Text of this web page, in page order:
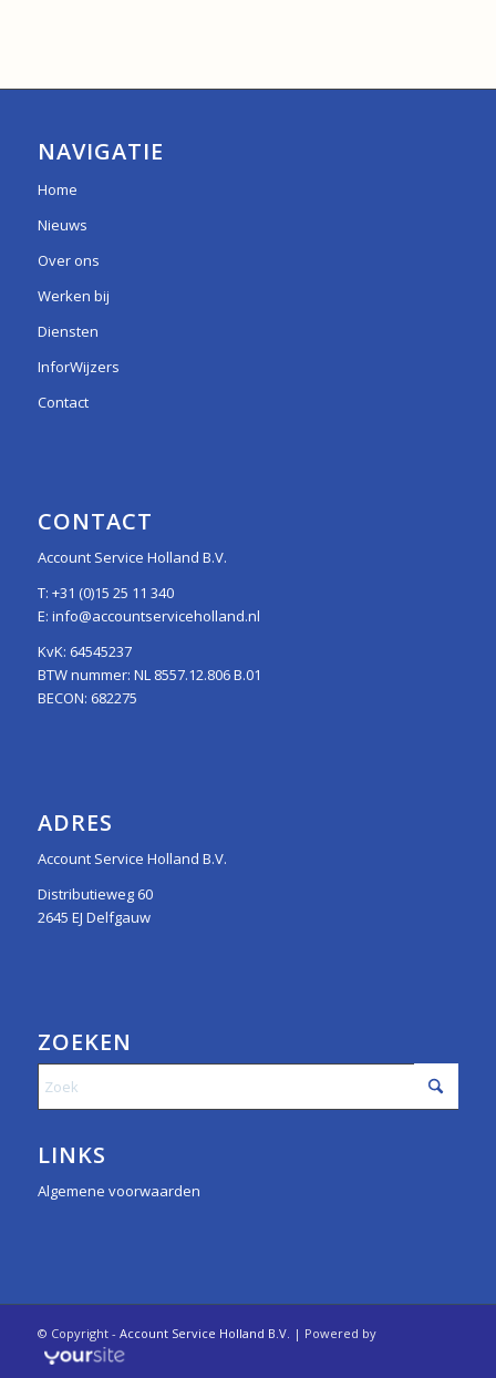
NAVIGATIE
Home
Nieuws
Over ons
Werken bij
Diensten
InforWijzers
Contact
CONTACT
Account Service Holland B.V.
T: +31 (0)15 25 11 340
E: info@accountserviceholland.nl
KvK: 64545237
BTW nummer: NL 8557.12.806 B.01
BECON: 682275
ADRES
Account Service Holland B.V.
Distributieweg 60
2645 EJ Delfgauw
ZOEKEN
LINKS
Algemene voorwaarden
© Copyright - Account Service Holland B.V. | Powered by